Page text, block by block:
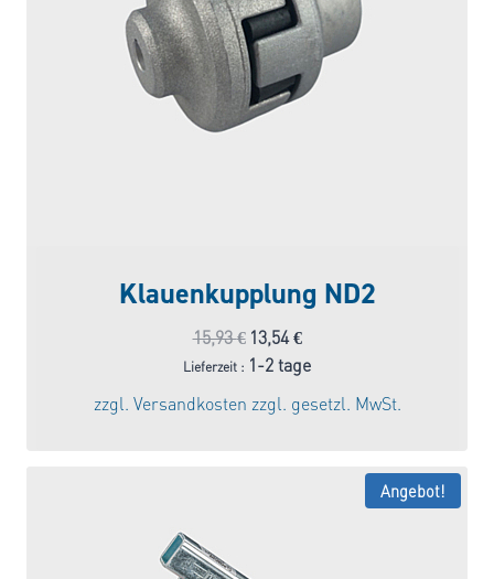
Klauenkupplung ND2
15,93€ Ursprünglicher
Preis
war:
15,93 €
13,54€Aktueller
Preis
Lieferzeit : 1-2 tage
zzgl. Versandkosten zzgl. gesetzl. MwSt.
Angebot!